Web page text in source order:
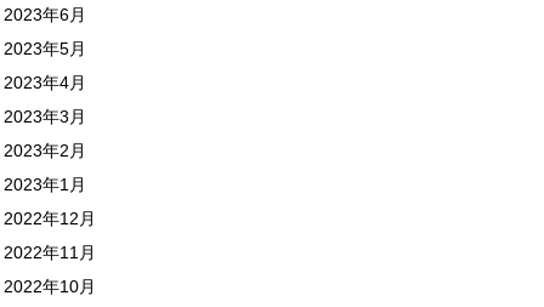
2023年6月
2023年5月
2023年4月
2023年3月
2023年2月
2023年1月
2022年12月
2022年11月
2022年10月